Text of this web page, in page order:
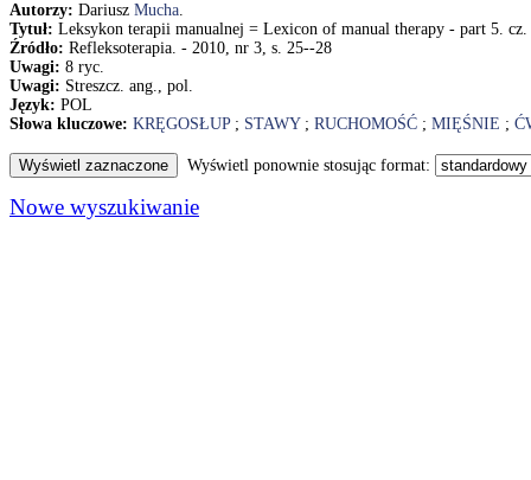
Autorzy: Dariusz Mucha.
Tytuł: Leksykon terapii manualnej = Lexicon of manual therapy - part 5.
Źródło: Refleksoterapia. - 2010, nr 3, s. 25--28
Uwagi: 8 ryc.
Uwagi: Streszcz. ang., pol.
Język: POL
Słowa kluczowe: KRĘGOSŁUP; STAWY; RUCHOMOŚĆ ; MIĘŚNIE ;
Wyświetl ponownie stosując format:
Nowe wyszukiwanie